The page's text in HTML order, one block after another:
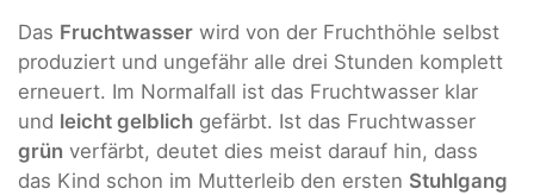
Das Fruchtwasser wird von der Fruchthöhle selbst
produziert und ungefähr alle drei Stunden komplett
erneuert. Im Normalfall ist das Fruchtwasser klar
und leicht gelblich gefärbt. Ist das Fruchtwasser
grün verfärbt, deutet dies meist darauf hin, dass
das Kind schon im Mutterleib den ersten Stuhlgang